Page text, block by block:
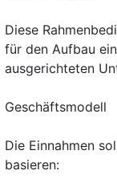
Diese
für den Aufbau
ausgerichteten
Geschäftsmodell
Die Einnahmen
basieren: